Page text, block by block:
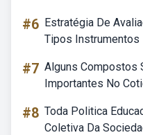
#6 Estratégia De
Tipos Instrumentos
#7 Alguns Compostos
Importantes No
#8 Toda Politica
Coletiva Da